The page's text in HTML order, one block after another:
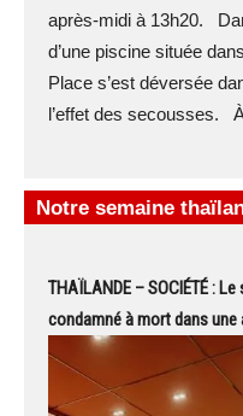
après-midi à 13h20.
d’une piscine située
Place s’est déversée
l’effet des secousses. À
Notre semaine
THAÏLANDE – SOCIÉTÉ :
condamné à mort dans